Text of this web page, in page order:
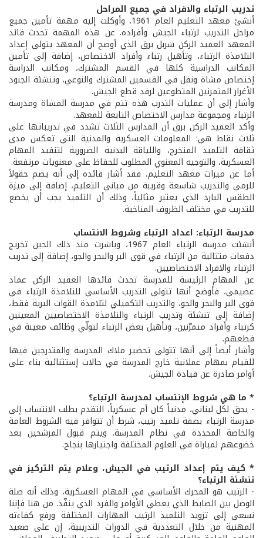
تدريب الرتباء والافراد في جميع المراحل
أنشئ معهد التعليم العام 1961، وأوكلت إليه مهمة تأمين جميع
مراحل التدريب لرتباء الجيش وأفراده. عن هذه المهمة تحدث قائد
المعهد العميد الركن شربل برق الذي أوضح أن المعهد يتولى إعداد
التلامذة الرتباء، وتأهيل رتباء وأفراد الاختصاص، إضافة إلى تأمين
المكاتب الدراسية كلها في القسم المشترك، ومكاتب الدراسة
إختصاص مشاة ونقل في القسمين المشترك والنوعي، وتنشئة الجنود
الأغرار المتمرنين المتطوعين لرفد قطع الجيش.
وأشار إلى أن عمليات التدرب هذه تتم في مدرسة المشاة ومدرسة
الرتباء ومجموعة مدارس الاختصاص التابعة للمعهد.
وأكد العميد الركن برق أن المدارس الثلاث تشدد في تدريباتها على
ثلاث نقاط هي: المعلومات العسكرية والمدنية التي تعكس مدى
ثقافة التلميذ المتخرج، واللياقة البدنية الضرورية لتنفيذ المهام
العسكرية، والتوجيه المعنوي المطلوب للحفاظ على معنويات مرتفعة.
أما عن ميزات معهد التعليم، فقد أشار قائده إلى أنه يضم حقولاً
للرمي والتدريب شاسعة وقريبة من مباني التعليم، إضافة إلى ميزة
الطقس البارد الذي يعتبر مثالياً، وذلك أن التلميذ يجب أن يخضع
للتدريب في مختلف الظروف المناخية.
مدرسة الرتباء: اعداد الرتباء وشروط الانتساب
أنشئت مدرسة الرتباء العام 1967، وباشرت منذ ذلك الحين تخريج
دفعات متتالية من الرتباء في قوى البر والبحر والجو، إضافة إلى تدريب
الرتباء والافراد الاختصاصيين.
عن المهام الرئيسة للمدرسة تحدث قائدها العقيد الركن عماد
عضيمي، فأوضح أنها تتولى التدريب الأساسي للتلامذة الرتباء في
قوى البر والبحر والجو، والتدريب التكميلي لتلامذة القوات البرية فقط،
إضافة إلى تنشئة وتدريب الرتباء والتلامذة الاختصاصيين المعينين
كرتباء وأفراد متمرّنين، وتأهيل بعض الرتباء لتولّي وظائف معينة في
قطعهم.
وأشار أيضاً إلى أنها تتولى تحضير ملاك المدرسة والمتدرجين فيها
للقيام بمهام عملانية خارج المدرسة في حالات إستثنائية بناء على
أوامر صادرة عن قيادة الجيش.
* ما هي شروط الإنتساب لمدرسة الرتباء؟
- يحق لكل لبناني، مدنياً كان أم عسكرياً، التقدم بطلب الانتساب إلى
مدرسة الرتباء بصفة تلميذ رتيب، شرط أن تتوافر فيه الشروط العامة
والخاصة المحددة في نظام المدرسة. ويتم قبول المرشحين بعد
خضوعهم لمباراة في العلوم المختلفة واجتيازها بنجاح.
* كيف يتم إعداد الرتيب في الجيش، وعلام يتم التركيز في
تنشئة الرتباء؟
- الرتيب هو المحرك الأساسي في المهام العسكرية، وذلك أنه صلة
الوصل بين الضابط الذي يعطي الأوامر والفرد الذي ينفّذ. من هنا فإننا
نسعى إلى تزويد التلميذ الرتيب المهارات المختلفة ورفع كفاءته
المهنية من خلال التعددية في الدورات التدريبية، إن على صعيد